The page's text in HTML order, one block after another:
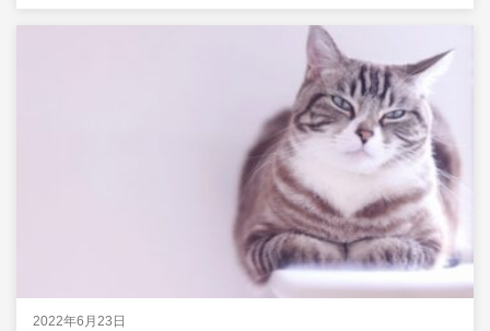
2022年6月23日